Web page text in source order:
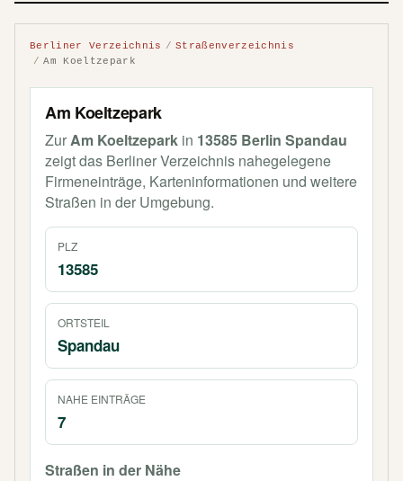
Berliner Verzeichnis
Straßenverzeichnis
Am Koeltzepark
Am Koeltzepark
ZurAm Koeltzepark in 13585 Berlin Spandau
zeigt das Berliner Verzeichnis nahegelegene
Firmeneinträge, Karteninformationen und weitere
Straßen in der Umgebung.
PLZ
13585
ORTSTEIL
Spandau
NAHE EINTRÄGE
7
Straßen in der Nähe